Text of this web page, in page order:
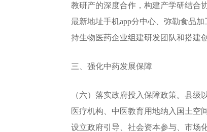
教研产的深度合作，构建产学研结合
最新地址手机app分中心、弥勒食品
持生物医药企业组建研发团队和搭建
三、强化中药发展保障
（六）落实政府投入保障政策。县
医疗机构、中医教育用地纳入国土空
设立政府引导、社会资本参与、市场